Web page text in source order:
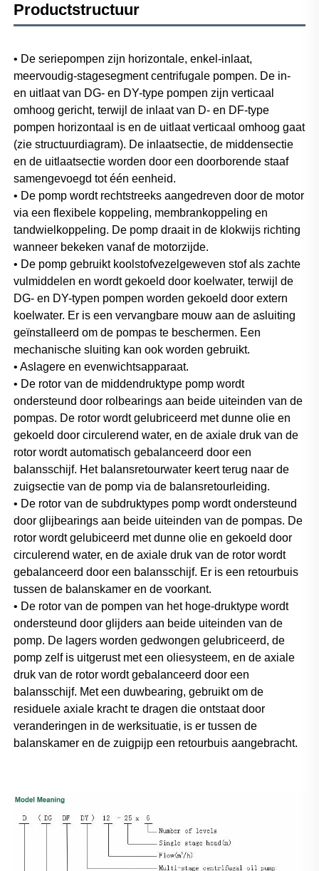
Productstructuur
• De seriepompen zijn horizontale, enkel-inlaat,
meervoudig-stagesegment centrifugale pompen. De in-
en uitlaat van DG- en DY-type pompen zijn verticaal
omhoog gericht, terwijl de inlaat van D- en DF-type
pompen horizontaal is en de uitlaat verticaal omhoog gaat
(zie structuurdiagram). De inlaatsectie, de middensectie
en de uitlaatsectie worden door een doorborende staaf
samengevoegd tot één eenheid.
• De pomp wordt rechtstreeks aangedreven door de motor
via een flexibele koppeling, membrankoppeling en
tandwielkoppeling. De pomp draait in de klokwijs richting
wanneer bekeken vanaf de motorzijde.
• De pomp gebruikt koolstofvezelgeweven stof als zachte
vulmiddelen en wordt gekoeld door koelwater, terwijl de
DG- en DY-typen pompen worden gekoeld door extern
koelwater. Er is een vervangbare mouw aan de asluiting
geïnstalleerd om de pompas te beschermen. Een
mechanische sluiting kan ook worden gebruikt.
• Aslagere en evenwichtsapparaat.
• De rotor van de middendruktype pomp wordt
ondersteund door rolbearings aan beide uiteinden van de
pompas. De rotor wordt gelubriceerd met dunne olie en
gekoeld door circulerend water, en de axiale druk van de
rotor wordt automatisch gebalanceerd door een
balansschijf. Het balansretourwater keert terug naar de
zuigsectie van de pomp via de balansretourleiding.
• De rotor van de subdruktypes pomp wordt ondersteund
door glijbearings aan beide uiteinden van de pompas. De
rotor wordt gelubiceerd met dunne olie en gekoeld door
circulerend water, en de axiale druk van de rotor wordt
gebalanceerd door een balansschijf. Er is een retourbuis
tussen de balanskamer en de voorkant.
• De rotor van de pompen van het hoge-druktype wordt
ondersteund door glijders aan beide uiteinden van de
pomp. De lagers worden gedwongen gelubriceerd, de
pomp zelf is uitgerust met een oliesysteem, en de axiale
druk van de rotor wordt gebalanceerd door een
balansschijf. Met een duwbearing, gebruikt om de
residuele axiale kracht te dragen die ontstaat door
veranderingen in de werksituatie, is er tussen de
balanskamer en de zuigpijp een retourbuis aangebracht.